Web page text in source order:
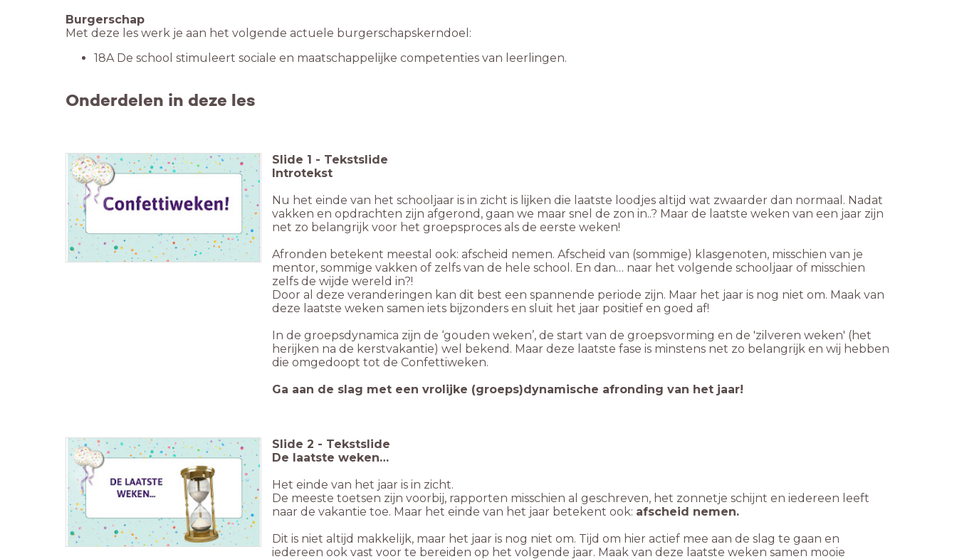
Burgerschap
Met deze les werk je aan het volgende actuele burgerschapskerndoel:
18A De school stimuleert sociale en maatschappelijke competenties van leerlingen.
Onderdelen in deze les
Slide 1 - Tekstslide
Introtekst
Nu het einde van het schooljaar is in zicht is lijken die laatste loodjes altijd wat zwaarder dan normaal. Nadat
vakken en opdrachten zijn afgerond, gaan we maar snel de zon in..? Maar de laatste weken van een jaar zijn
net zo belangrijk voor het groepsproces als de eerste weken!
Afronden betekent meestal ook: afscheid nemen. Afscheid van (sommige) klasgenoten, misschien van je
mentor, sommige vakken of zelfs van de hele school. En dan… naar het volgende schooljaar of misschien
zelfs de wijde wereld in?!
Door al deze veranderingen kan dit best een spannende periode zijn. Maar het jaar is nog niet om. Maak van
deze laatste weken samen iets bijzonders en sluit het jaar positief en goed af!
In de groepsdynamica zijn de ‘gouden weken’, de start van de groepsvorming en de 'zilveren weken' (het
herijken na de kerstvakantie) wel bekend. Maar deze laatste fase is minstens net zo belangrijk en wij hebben
die omgedoopt tot de Confettiweken.
Ga aan de slag met een vrolijke (groeps)dynamische afronding van het jaar!
Slide 2 - Tekstslide
De laatste weken…
Het einde van het jaar is in zicht.
De meeste toetsen zijn voorbij, rapporten misschien al geschreven, het zonnetje schijnt en iedereen leeft
naar de vakantie toe. Maar het einde van het jaar betekent ook: afscheid nemen.
Dit is niet altijd makkelijk, maar het jaar is nog niet om. Tijd om hier actief mee aan de slag te gaan en
iedereen ook vast voor te bereiden op het volgende jaar. Maak van deze laatste weken samen mooie